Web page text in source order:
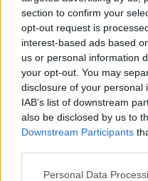
section to confirm your
opt-out request is
interest-based ads based
us or personal information
your opt-out. You may
disclosure of your personal
IAB’s list of downstream
also be disclosed by us to
Downstream Participants
Please note that this
Personal Data
θειτσα, 21·05·2023
Απο τωρα ξεκινησες τις
που θα παθει το κομμα
Απαντήστε